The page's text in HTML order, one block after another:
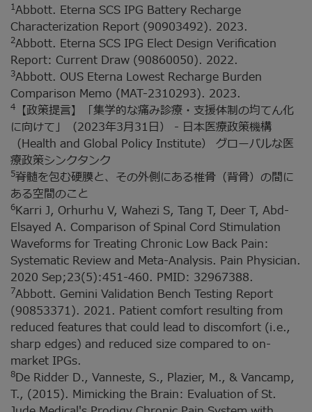
1Abbott. Eterna SCS IPG Battery Recharge
Characterization Report (90903492). 2023.
2Abbott. Eterna SCS IPG Elect Design Verification
Report: Current Draw (90860050). 2022.
3Abbott. OUS Eterna Lowest Recharge Burden
Comparison Memo (MAT-2310293). 2023.
4
【政策提言】「集学的な痛み診療・支援体制の均てん化
に向けて」（2023年3月31日） - 日本医療政策機構
（Health and Global Policy Institute） グローバルな医
療政策シンクタンク
5脊髄を包む硬膜と、その外側にある椎骨（背骨）の間に
ある空間のこと
6Karri J, Orhurhu V, Wahezi S, Tang T, Deer T, Abd-
Elsayed A. Comparison of Spinal Cord Stimulation
Waveforms for Treating Chronic Low Back Pain:
Systematic Review and Meta-Analysis. Pain Physician.
2020 Sep;23(5):451-460. PMID: 32967388.
7Abbott. Gemini Validation Bench Testing Report
(90853371). 2021. Patient comfort resulting from
reduced features that could lead to discomfort (i.e.,
sharp edges) and reduced size compared to on-
market IPGs.
8De Ridder D., Vanneste, S., Plazier, M., & Vancamp,
T., (2015). Mimicking the Brain: Evaluation of St.